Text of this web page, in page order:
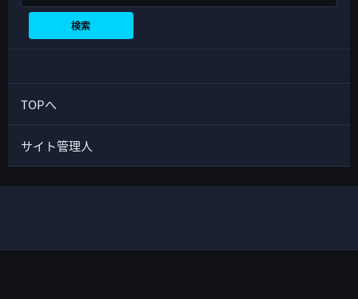
検索
TOPへ
サイト管理人